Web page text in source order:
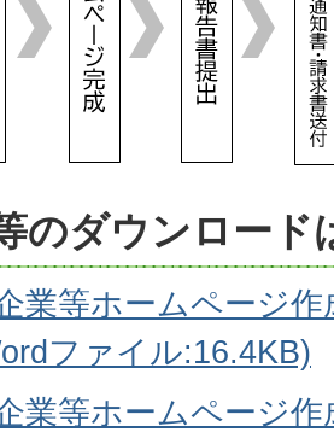
のダウンロード
業等ホームページ
ファイル:16.4KB)
業等ホームページ